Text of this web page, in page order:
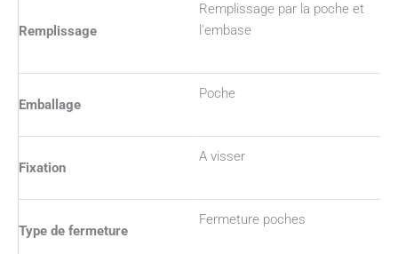
Remplissage
Remplissage par la poche et
l'embase
Emballage
Poche
Fixation
A visser
Type de fermeture
Fermeture poches